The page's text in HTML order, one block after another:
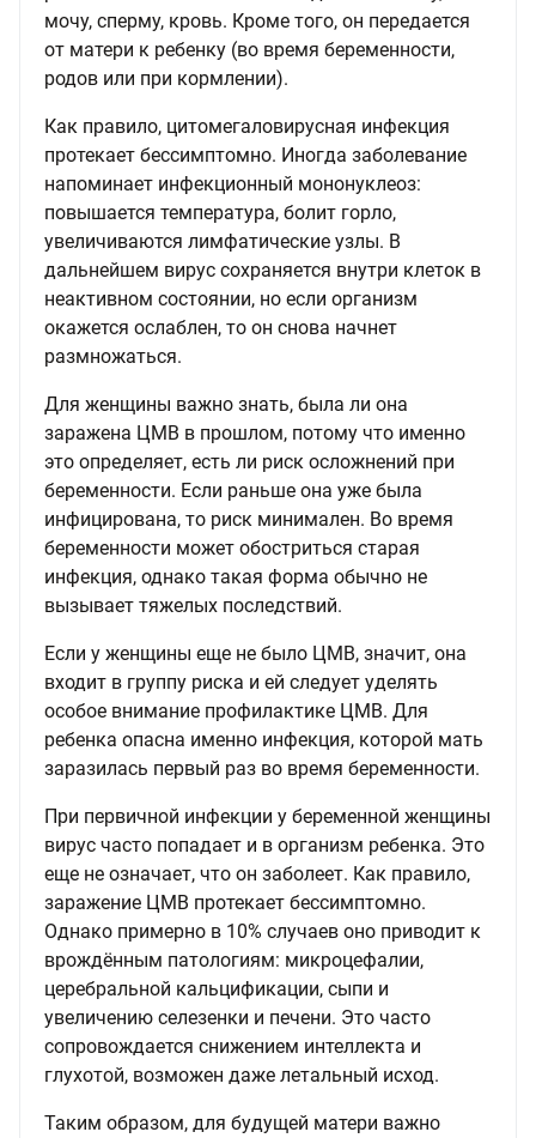
мочу, сперму, кровь. Кроме того, он передается
от матери к ребенку (во время беременности,
родов или при кормлении).
Как правило, цитомегаловирусная инфекция
протекает бессимптомно. Иногда заболевание
напоминает инфекционный мононуклеоз:
повышается температура, болит горло,
увеличиваются лимфатические узлы. В
дальнейшем вирус сохраняется внутри клеток в
неактивном состоянии, но если организм
окажется ослаблен, то он снова начнет
размножаться.
Для женщины важно знать, была ли она
заражена ЦМВ в прошлом, потому что именно
это определяет, есть ли риск осложнений при
беременности. Если раньше она уже была
инфицирована, то риск минимален. Во время
беременности может обостриться старая
инфекция, однако такая форма обычно не
вызывает тяжелых последствий.
Если у женщины еще не было ЦМВ, значит, она
входит в группу риска и ей следует уделять
особое внимание профилактике ЦМВ. Для
ребенка опасна именно инфекция, которой мать
заразилась первый раз во время беременности.
При первичной инфекции у беременной женщины
вирус часто попадает и в организм ребенка. Это
еще не означает, что он заболеет. Как правило,
заражение ЦМВ протекает бессимптомно.
Однако примерно в 10% случаев оно приводит к
врождённым патологиям: микроцефалии,
церебральной кальцификации, сыпи и
увеличению селезенки и печени. Это часто
сопровождается снижением интеллекта и
глухотой, возможен даже летальный исход.
Таким образом, для будущей матери важно